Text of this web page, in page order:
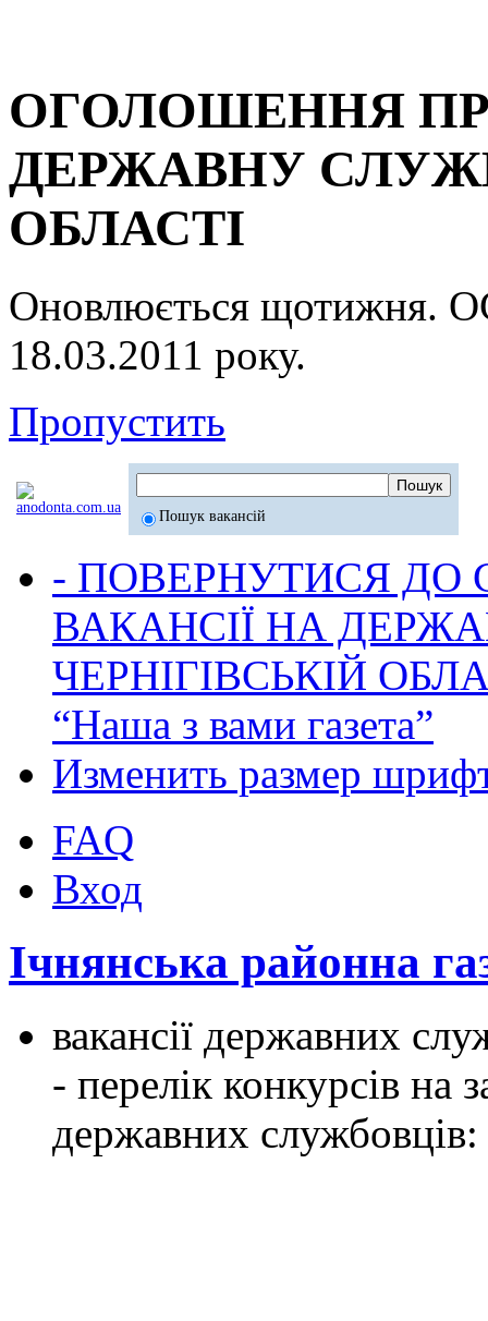
ОГОЛОШЕННЯ
ДЕРЖАВНУ
ОБЛАСТІ
Оновлюється
18.03.2011 року.
Пропустить
Пошук вакансій
- ПОВЕРНУТИСЯ ДО
ВАКАНСІЇ НА
ЧЕРНІГІВСЬКІЙ
“Наша з вами газета”
Изменить размер
FAQ
Вход
Ічнянська районна
вакансії державних
- перелік конкурсів на
державних службовців: